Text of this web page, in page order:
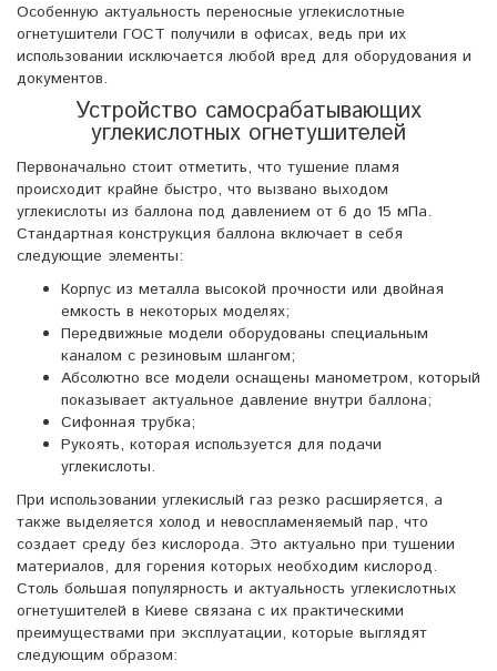
Особенную актуальность переносные углекислотные
огнетушители ГОСТ получили в офисах, ведь при их
использовании исключается любой вред для оборудования и
документов.
Устройство самосрабатывающих
углекислотных огнетушителей
Первоначально стоит отметить, что тушение пламя
происходит крайне быстро, что вызвано выходом
углекислоты из баллона под давлением от 6 до 15 мПа.
Стандартная конструкция баллона включает в себя
следующие элементы:
Корпус из металла высокой прочности или двойная
емкость в некоторых моделях;
Передвижные модели оборудованы специальным
каналом с резиновым шлангом;
Абсолютно все модели оснащены манометром, который
показывает актуальное давление внутри баллона;
Сифонная трубка;
Рукоять, которая используется для подачи
углекислоты.
При использовании углекислый газ резко расширяется, а
также выделяется холод и невоспламеняемый пар, что
создает среду без кислорода. Это актуально при тушении
материалов, для горения которых необходим кислород.
Столь большая популярность и актуальность углекислотных
огнетушителей в Киеве связана с их практическими
преимуществами при эксплуатации, которые выглядят
следующим образом: